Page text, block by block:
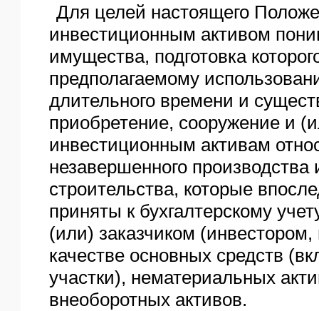
Для целей настоящего
инвестиционным активом
имущества, подготовка
предполагаемому
длительного времени и
приобретение, сооружение и
инвестиционным активам
незавершенного производства
строительства, которые
приняты к бухгалтерскому
(или) заказчиком (инвестором,
качестве основных средств
участки), нематериальных
внеоборотных активов.